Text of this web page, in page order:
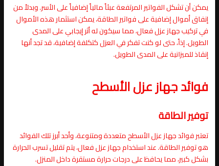
يمكن أن تشكل الفواتير المرتفعة عبئاً مالياً إضافياً على الأسر. وبدلاً من
إنفاق أموال إضافية على فواتير الطاقة، يمكن استثمار هذه الأموال
في تركيب جهاز عزل فعال، مما سيكون له أثر إيجابي على المدى
الطويل. إذاً، حتى لو كنت تفكر في العزل كتكلفة إضافية، قد تجد أنها
إنقاذ للميزانية على المدى الطويل.
فوائد جهاز عزل الأسطح
توفير الطاقة
تعتبر فوائد جهاز عزل الأسطح متعددة ومتنوعة، وأحد أبرز تلك الفوائد
هو توفير الطاقة. عند استخدام جهاز عزل فعال، يتم تقليل تسرب الحرارة
بشكل كبير، مما يحافظ على درجات حرارة مستقرة داخل المنزل.